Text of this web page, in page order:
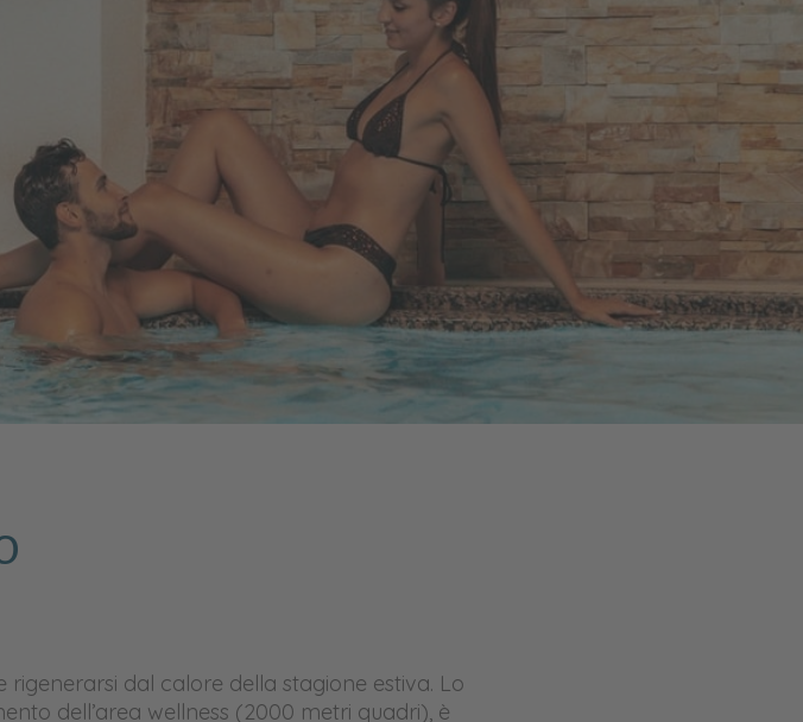
rigenerarsi dal calore della stagione estiva. Lo
dell’area wellness (2000 metri quadri), è